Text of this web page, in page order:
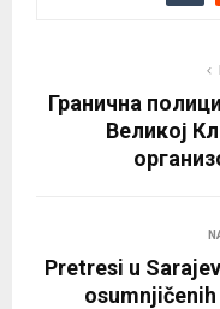
Гранична
Великој
Pretresi u